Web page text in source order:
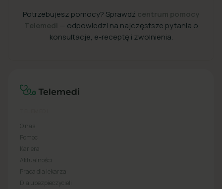
Potrzebujesz pomocy? Sprawdź centrum pomocy
Telemedi — odpowiedzi na najczęstsze pytania o
konsultacje, e-receptę i zwolnienia.
O nas
Pomoc
Kariera
Aktualności
Praca dla lekarza
Dla ubezpieczycieli